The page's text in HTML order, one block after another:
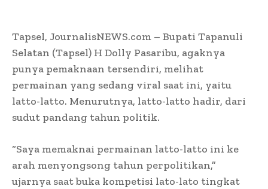
Tapsel, JournalisNEWS.com – Bupati Tapanuli
Selatan (Tapsel) H Dolly Pasaribu, agaknya
punya pemaknaan tersendiri, melihat
permainan yang sedang viral saat ini, yaitu
latto-latto. Menurutnya, latto-latto hadir, dari
sudut pandang tahun politik.
“Saya memaknai permainan latto-latto ini ke
arah menyongsong tahun perpolitikan,”
ujarnya saat buka kompetisi lato-lato tingkat